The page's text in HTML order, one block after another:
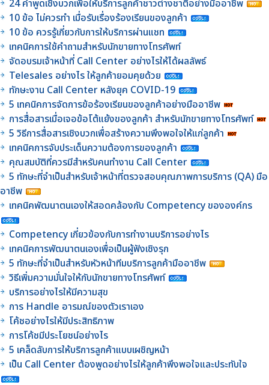
24 คำพูดเชิงบวกเพื่อให้บริการลูกค้าชาวต่างชาติอย่างมืออาชีพ
10 ข้อ ไม่ควรทำ เมื่อรับเรื่องร้องเรียนของลูกค้า
10 ข้อ ควรรู้เกี่ยวกับการให้บริการผ่านแชท
เทคนิคการใช้คำถามสำหรับนักขายทางโทรศัพท์
จัดอบรมเจ้าหน้าที่ Call Center อย่างไรให้ได้ผลลัพธ์
Telesales อย่างไร ให้ลูกค้ายอมคุยด้วย
ทักษะงาน Call Center หลังยุค COVID-19
5 เทคนิคการจัดการข้อร้องเรียนของลูกค้าอย่างมืออาชีพ
การสื่อสารเมื่อเจอข้อโต้แย้งของลูกค้า สำหรับนักขายทางโทรศัพท์
5 วิธีการสื่อสารเชิงบวกเพื่อสร้างความพึงพอใจให้แก่ลูกค้า
เทคนิคการจับประเด็นความต้องการของลูกค้า
คุณสมบัติที่ควรมีสำหรับคนทำงาน Call Center
5 ทักษะที่จำเป็นสำหรับเจ้าหน้าที่ตรวจสอบคุณภาพการบริการ (QA) มือ
อาชีพ
เทคนิคพัฒนาตนเองให้สอดคล้องกับ Competency ขององค์กร
Competency เกี่ยวข้องกับการทำงานบริการอย่างไร
เทคนิคการพัฒนาตนเองเพื่อเป็นผู้ฟังเชิงรุก
5 ทักษะที่จำเป็นสำหรับหัวหน้าทีมบริการลูกค้ามืออาชีพ
วิธีเพิ่มความมั่นใจให้กับนักขายทางโทรศัพท์
บริการอย่างไรให้มีความสุข
การ Handle อารมณ์ของตัวเราเอง
โค้ชอย่างไรให้มีประสิทธิภาพ
การโค้ชมีประโยชน์อย่างไร
5 เคล็ดลับการให้บริการลูกค้าแบบเผชิญหน้า
เป็น Call Center ต้องพูดอย่างไรให้ลูกค้าพึงพอใจและประทับใจ